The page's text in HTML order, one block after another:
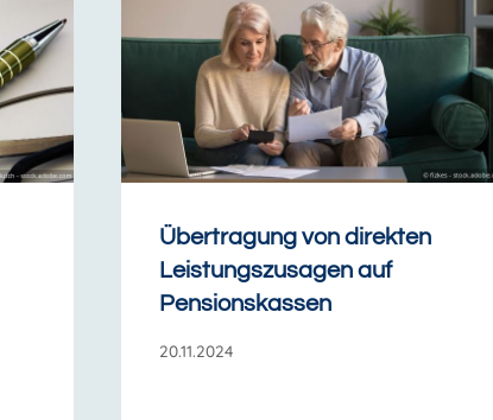
Übertragung von direkten
Leistungszusagen auf
Pensionskassen
20.11.2024